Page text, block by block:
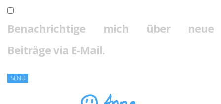
Benachrichtige mich über neue
Beiträge via E-Mail.